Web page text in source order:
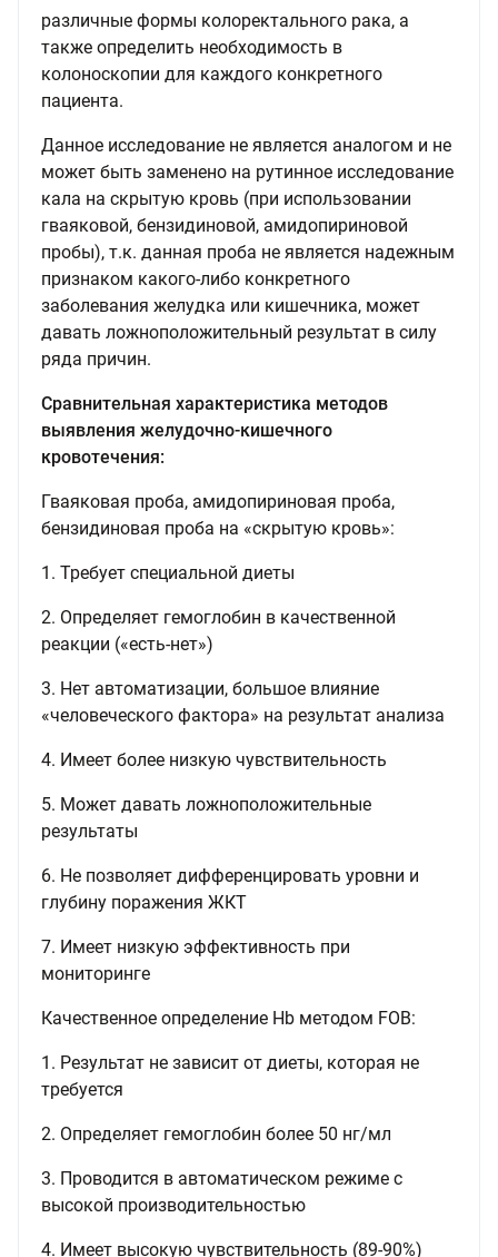
различные формы колоректального рака, а
также определить необходимость в
колоноскопии для каждого конкретного
пациента.
Данное исследование не является аналогом и не
может быть заменено на рутинное исследование
кала на скрытую кровь (при использовании
гваяковой, бензидиновой, амидопириновой
пробы), т.к. данная проба не является надежным
признаком какого-либо конкретного
заболевания желудка или кишечника, может
давать ложноположительный результат в силу
ряда причин.
Сравнительная характеристика методов
выявления желудочно-кишечного
кровотечения:
Гваяковая проба, амидопириновая проба,
бензидиновая проба на «скрытую кровь»:
1. Требует специальной диеты
2. Определяет гемоглобин в качественной
реакции («есть-нет»)
3. Нет автоматизации, большое влияние
«человеческого фактора» на результат анализа
4. Имеет более низкую чувствительность
5. Может давать ложноположительные
результаты
6. Не позволяет дифференцировать уровни и
глубину поражения ЖКТ
7. Имеет низкую эффективность при
мониторинге
Качественное определение Hb методом FOB:
1. Результат не зависит от диеты, которая не
требуется
2. Определяет гемоглобин более 50 нг/мл
3. Проводится в автоматическом режиме с
высокой производительностью
4. Имеет высокую чувствительность (89-90%)